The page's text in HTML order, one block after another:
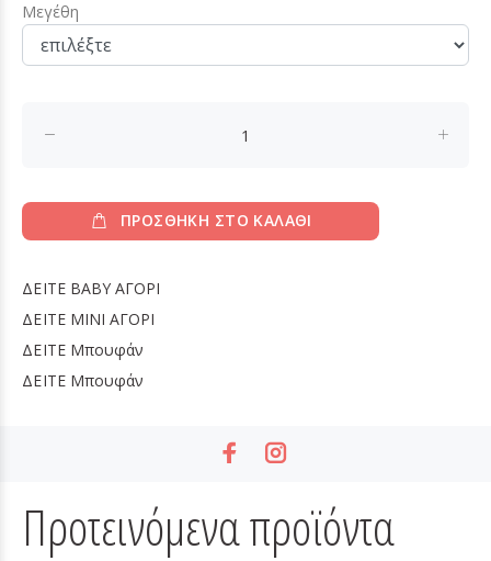
Μεγέθη
ΠΡΟΣΘΗΚΗ ΣΤΟ ΚΑΛΑΘΙ
ΔΕΙΤΕ BABY ΑΓΟΡΙ
ΔΕΙΤΕ MINI ΑΓΟΡΙ
ΔΕΙΤΕ Μπουφάν
ΔΕΙΤΕ Μπουφάν
Προτεινόμενα προϊόντα